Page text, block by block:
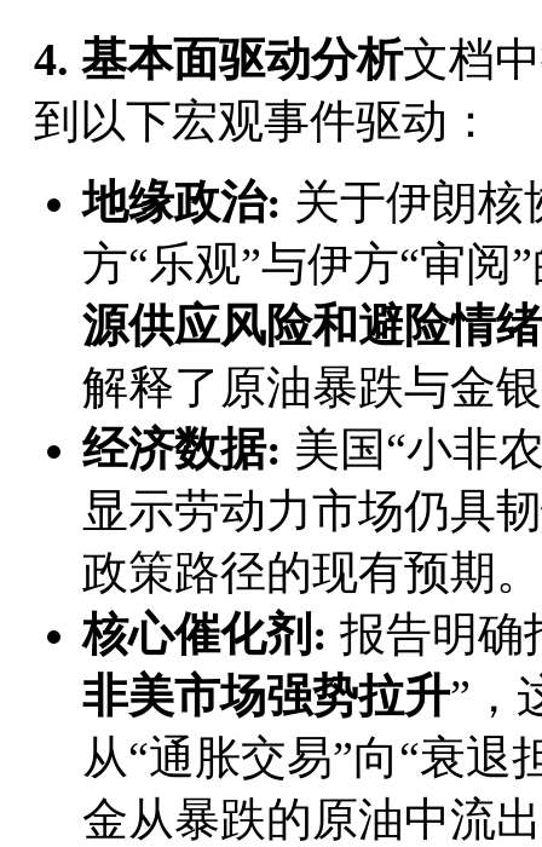
4. 基本面驱动分析文档
到以下宏观事件驱动：
地缘政治:
关于伊朗
方“乐观”与伊方“审阅
源供应风险和避险情
解释了原油暴跌与金
经济数据:
美国“小非
显示劳动力市场仍具
政策路径的现有预期。
核心催化剂: 报告明确
非美市场强势拉升”，
从“通胀交易”向“衰退
金从暴跌的原油中流